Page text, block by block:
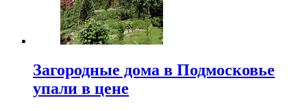
Загородные дома в Подмосковье
упали в цене